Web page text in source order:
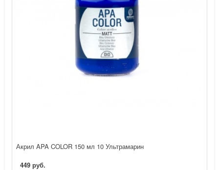
Акрил APA COLOR 150 мл 10 Ультрамарин
449 руб.